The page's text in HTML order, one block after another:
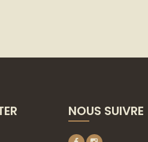
NOUS SUIVRE